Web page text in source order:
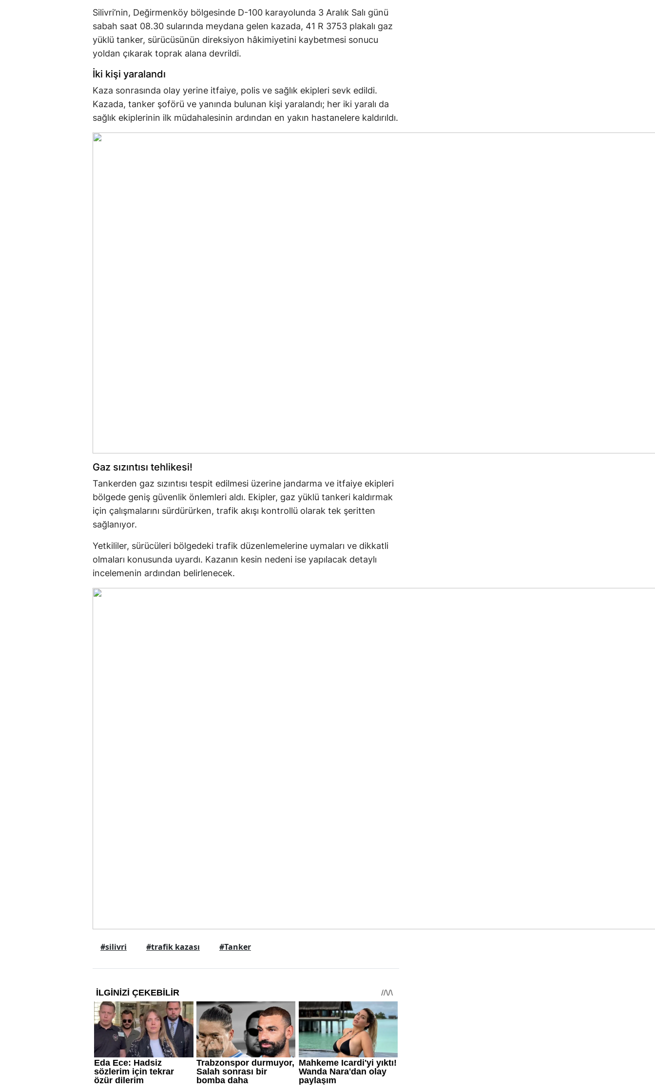
Silivri’nin, Değirmenköy bölgesinde D-100 karayolunda 3 Aralık Salı günü
sabah saat 08.30 sularında meydana gelen kazada, 41 R 3753 plakalı gaz
yüklü tanker, sürücüsünün direksiyon hâkimiyetini kaybetmesi sonucu
yoldan çıkarak toprak alana devrildi.
İki kişi yaralandı
Kaza sonrasında olay yerine itfaiye, polis ve sağlık ekipleri sevk edildi.
Kazada, tanker şoförü ve yanında bulunan kişi yaralandı; her iki yaralı da
sağlık ekiplerinin ilk müdahalesinin ardından en yakın hastanelere kaldırıldı.
Gaz sızıntısı tehlikesi!
Tankerden gaz sızıntısı tespit edilmesi üzerine jandarma ve itfaiye ekipleri
bölgede geniş güvenlik önlemleri aldı. Ekipler, gaz yüklü tankeri kaldırmak
için çalışmalarını sürdürürken, trafik akışı kontrollü olarak tek şeritten
sağlanıyor.
Yetkililer, sürücüleri bölgedeki trafik düzenlemelerine uymaları ve dikkatli
olmaları konusunda uyardı. Kazanın kesin nedeni ise yapılacak detaylı
incelemenin ardından belirlenecek.
#silivri #trafik kazası #Tanker